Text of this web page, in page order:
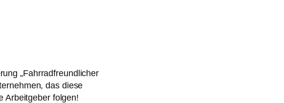
„Fahrradfreundlicher
das diese
Arbeitgeber folgen!